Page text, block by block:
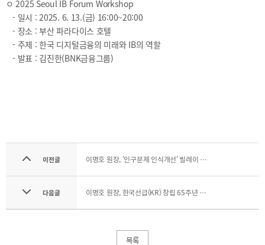
취소
CEO
CEO
인사말
동정
소개
전략
및
목표
설립목적
ㅇ 2025 Seoul IB Forum Workshop
- 일시 : 2025. 6. 13.(금) 16:00~20:00
- 장소 : 부산 파라다이스 호텔
- 주제 : 한국 디지털금융의 미래와 IB의 역할
- 발표 : 김진한(BNK금융그룹)
이전글 이명호 원장, '인구문제 인식개선' 릴레이 캠페인 참여
다음글 이명호 원장, 한국선급(KR) 창립 65주년 기념 세니마 참석
목록